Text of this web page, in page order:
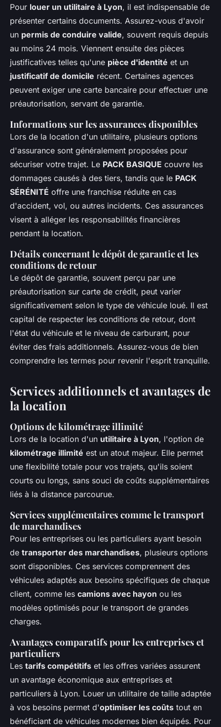
Pour louer un utilitaire à Lyon, il est indispensable de
présenter certains documents. Assurez-vous d'avoir
un permis de conduire valide, souvent requis depuis
au moins 24 mois. Viennent ensuite des pièces
justificatives telles qu'une pièce d'identité et un
justificatif de domicile récent. Certaines agences
peuvent exiger une carte bancaire pour effectuer une
préautorisation, servant de garantie.
Informations sur les assurances disponibles
Lors de la location d'un utilitaire, plusieurs options
d'assurance sont généralement proposées pour
sécuriser votre trajet. Le PACK BASIQUE couvre les
dommages causés à des tiers, tandis que le PACK
SÉRÉNITÉ offre une franchise réduite en cas
d'accident, vol, ou autres incidents. Ces assurances
visent à alléger les responsabilités financières
pendant la location.
Détails concernant le dépôt de garantie et les
conditions de retour
Le dépôt de garantie, souvent perçu par une
préautorisation sur carte de crédit, peut varier
significativement selon le type de véhicule loué. Il est
capital de respecter les conditions de retour, dont
l'état du véhicule et le niveau de carburant, pour
éviter des frais additionnels. Assurez-vous de bien
comprendre les termes pour revenir l'esprit tranquille.
Services additionnels et avantages de
la location
Options de kilométrage illimité
Lors de la location d'un utilitaire à Lyon, l'option de
kilométrage illimité est un atout majeur. Elle permet
une flexibilité totale pour vos trajets, qu'ils soient
courts ou longs, sans souci de coûts supplémentaires
liés à la distance parcourue.
Services supplémentaires comme le transport
de marchandises
Pour les entreprises ou les particuliers ayant besoin
de transporter des marchandises, plusieurs options
sont disponibles. Ces services comprennent des
véhicules adaptés aux besoins spécifiques de chaque
client, comme les camions avec hayon ou les
modèles optimisés pour le transport de grandes
charges.
Avantages comparatifs pour les entreprises et
particuliers
Les tarifs compétitifs et les offres variées assurent
un avantage économique aux entreprises et
particuliers à Lyon. Louer un utilitaire de taille adaptée
à vos besoins permet d'optimiser les coûts tout en
bénéficiant de véhicules modernes bien équipés. Pour